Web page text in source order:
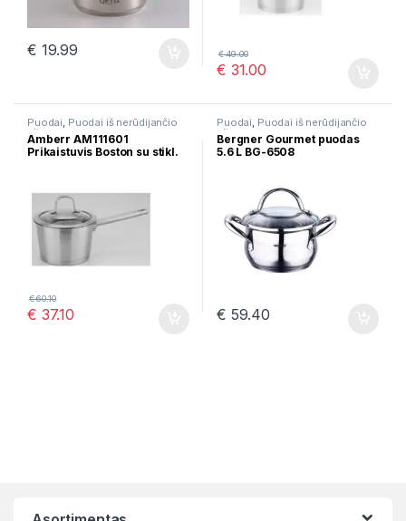
€ 19.99
€ 31.00
€49.00
Puodai, Puodai iš nerūdijančio
plieno
Amberr AM111601
Prikaistuvis Boston su stikl.
€ 37.10
€60.10
Puodai, Puodai iš nerūdijančio
plieno
Bergner Gourmet puodas
5.6 L BG-6508
€ 59.40